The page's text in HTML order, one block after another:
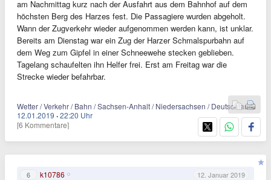
am Nachmittag kurz nach der Ausfahrt aus dem Bahnhof auf dem
höchsten Berg des Harzes fest. Die Passagiere wurden abgeholt.
Wann der Zugverkehr wieder aufgenommen werden kann, ist unklar.
Bereits am Dienstag war ein Zug der Harzer Schmalspurbahn auf
dem Weg zum Gipfel in einer Schneewehe stecken geblieben.
Tagelang schaufelten ihn Helfer frei. Erst am Freitag war die
Strecke wieder befahrbar.
Wetter / Verkehr / Bahn / Sachsen-Anhalt / Niedersachsen / Deutschland
12.01.2019 ·22:20 Uhr
[6 Kommentare]
6 k10786 12. Januar 2019